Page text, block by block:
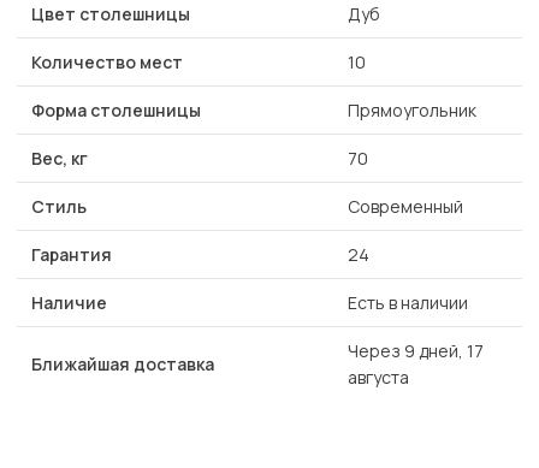
Цвет столешницы Дуб
Количество мест 10
Форма столешницы Прямоугольник
Вес, кг 70
Стиль Современный
Гарантия 24
Наличие Есть в наличии
Ближайшая доставка
Через 9 дней, 17
августа